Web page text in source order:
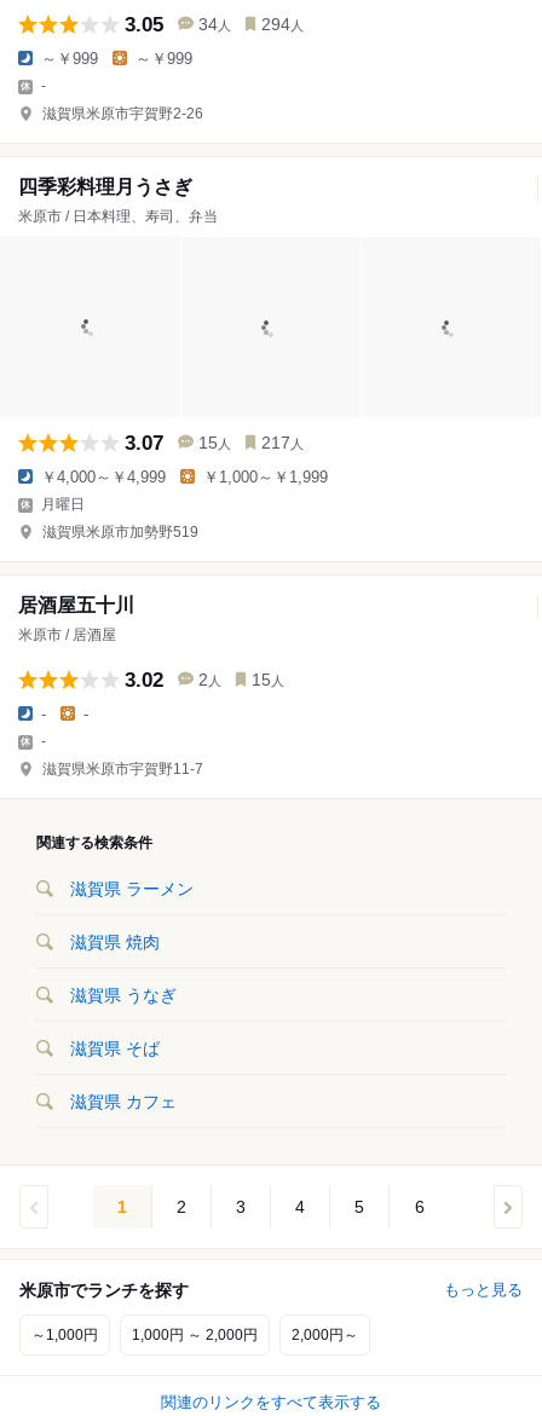
3.05 34 人 294 人
～￥999 ～￥999
-
滋賀県米原市宇賀野2-26
四季彩料理月うさぎ
米原市 / 日本料理、寿司、弁当
3.07 15 人 217 人
￥4,000～￥4,999 ￥1,000～￥1,999
月曜日
滋賀県米原市加勢野519
居酒屋五十川
米原市 / 居酒屋
3.02 2 人 15 人
- -
-
滋賀県米原市宇賀野11-7
関連する検索条件
滋賀県 ラーメン
滋賀県 焼肉
滋賀県 うなぎ
滋賀県 そば
滋賀県 カフェ
1 2 3 4 5 6
米原市でランチを探す もっと見る
～1,000円 1,000円 ～ 2,000円 2,000円～
関連のリンクをすべて表示する